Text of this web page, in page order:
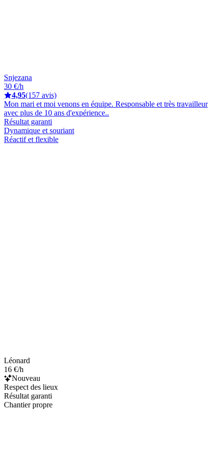
Snjezana
30 €/h
4,95(157 avis)
Mon mari et moi venons en équipe. Responsable et très travailleur
avec plus de 10 ans d'expérience..
Résultat garanti
Dynamique et souriant
Réactif et flexible
Léonard
16 €/h
Nouveau
Respect des lieux
Résultat garanti
Chantier propre